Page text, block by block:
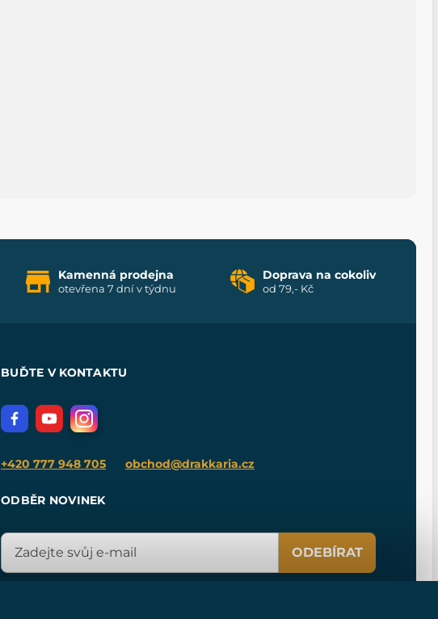
Kamenná prodejna
otevřena 7 dní v týdnu
Doprava na cokoliv
od 79,- Kč
BUĎTE V KONTAKTU
+420 777 948 705 obchod@drakkaria.cz
ODBĚR NOVINEK
ODEBÍRAT